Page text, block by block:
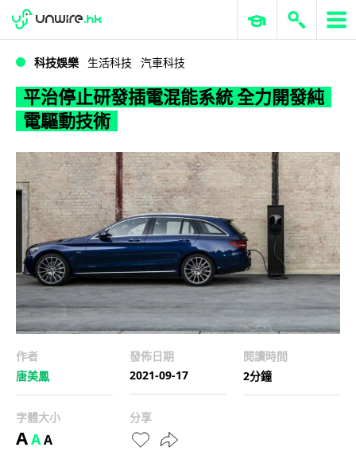
WWDC 2026 ERP 與商業 AI
科技娛樂 生活科技 汽車科技
平治停止研發插電混能系統 全力開發純
電驅動技術
作者
唐美鳳
發佈日期
2021-09-17
閱讀時間
2分鐘
字體大小
AAA
分享